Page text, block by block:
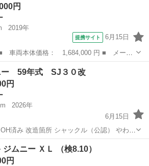
円
2019年
提携サイト 6月15日
： ジムニー ■ グレード名： ＸＣ ４
ズコントロール レーンアシスト 衝突
ー 59年式 SJ３０改
円
2026年
6月15日
のため車庫保管
地駅 エンジン
ジムニー ＸＬ （検8.10）
円